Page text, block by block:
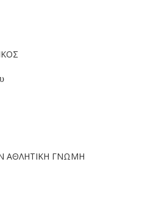
ΑΘΛΗΤΙΚΗ ΓΝΩΜΗ